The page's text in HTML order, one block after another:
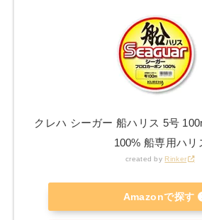
クレハ シーガー 船ハリス 5号
100% 船専用ハリ
created by Rinker
Amazonで探す